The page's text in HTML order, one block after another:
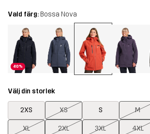
Vald färg: Bossa Nova
40%
Välj din storlek
2XS XS S M
XL 2XL 3XL 4XL